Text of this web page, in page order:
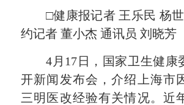
□健康报记者 王乐民 杨世
约记者 董小杰 通讯员 刘晓芳
4月17日，国家卫生健康
开新闻发布会，介绍上海市
三明医改经验有关情况。近